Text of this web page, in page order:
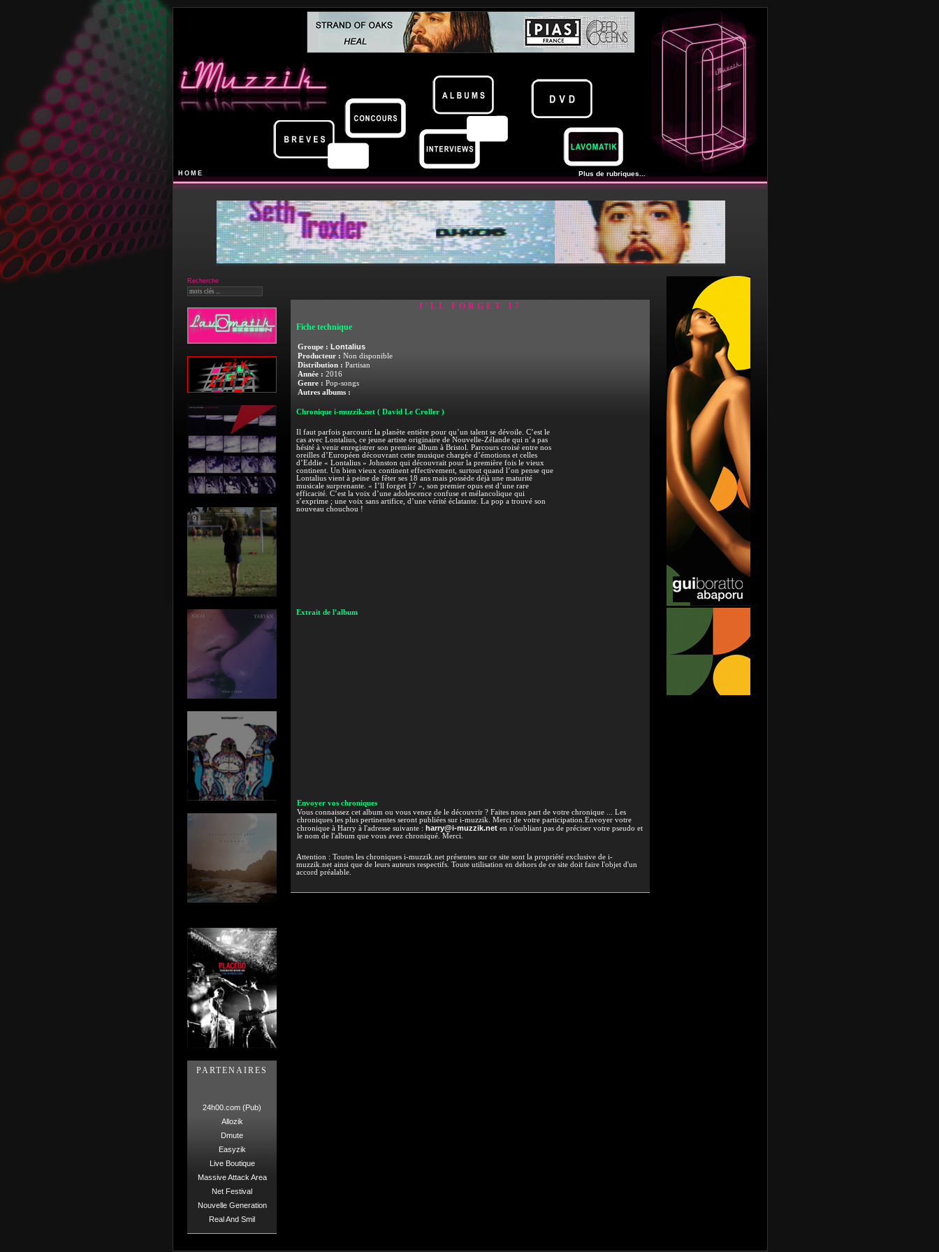
HOME Plus de rubriques...
Recherche
PARTENAIRES
24h00.com (Pub)
Allozik
Dmute
Easyzik
Live Boutique
Massive Attack Area
Net Festival
Nouvelle Generation
Real And Smil
I'LL FORGET 17
Fiche technique
Groupe : Lontalius
Producteur : Non disponible
Distribution : Partisan
Année : 2016
Genre : Pop-songs
Autres albums :
Chronique i-muzzik.net ( David Le Croller )
Il faut parfois parcourir la planète entière pour qu’un talent se dévoile. C’est le
cas avec Lontalius, ce jeune artiste originaire de Nouvelle-Zélande qui n’a pas
hésité à venir enregistrer son premier album à Bristol. Parcours croisé entre nos
oreilles d’Européen découvrant cette musique chargée d’émotions et celles
d’Eddie « Lontalius » Johnston qui découvrait pour la première fois le vieux
continent. Un bien vieux continent effectivement, surtout quand l’on pense que
Lontalius vient à peine de fêter ses 18 ans mais possède déjà une maturité
musicale surprenante. « I’ll forget 17 », son premier opus est d’une rare
efficacité. C’est la voix d’une adolescence confuse et mélancolique qui
s’exprime ; une voix sans artifice, d’une vérité éclatante. La pop a trouvé son
nouveau chouchou !
Extrait de l'album
Envoyer vos chroniques
Vous connaissez cet album ou vous venez de le découvrir ? Faites nous part de votre chronique ... Les
chroniques les plus pertinentes seront publiées sur i-muzzik. Merci de votre participation.Envoyer votre
chronique à Harry à l'adresse suivante : harry@i-muzzik.neten n'oubliant pas de préciser votre pseudo et
le nom de l'album que vous avez chroniqué. Merci.
Attention : Toutes les chroniques i-muzzik.net présentes sur ce site sont la propriété exclusive de i-
muzzik.net ainsi que de leurs auteurs respectifs. Toute utilisation en dehors de ce site doit faire l'objet d'un
accord préalable.